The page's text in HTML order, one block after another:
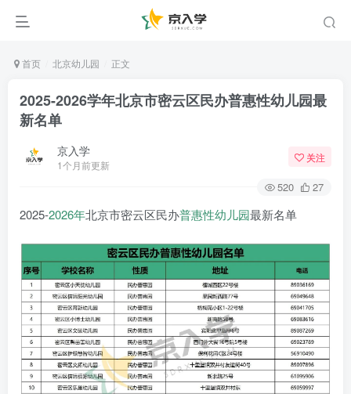
首页 北京幼儿园 正文
2025-2026学年北京市密云区民办普惠性幼儿园最
新名单
京入学
1个月前更新
关注
520 27
2025-2026年北京市密云区民办普惠性幼儿园最新名单